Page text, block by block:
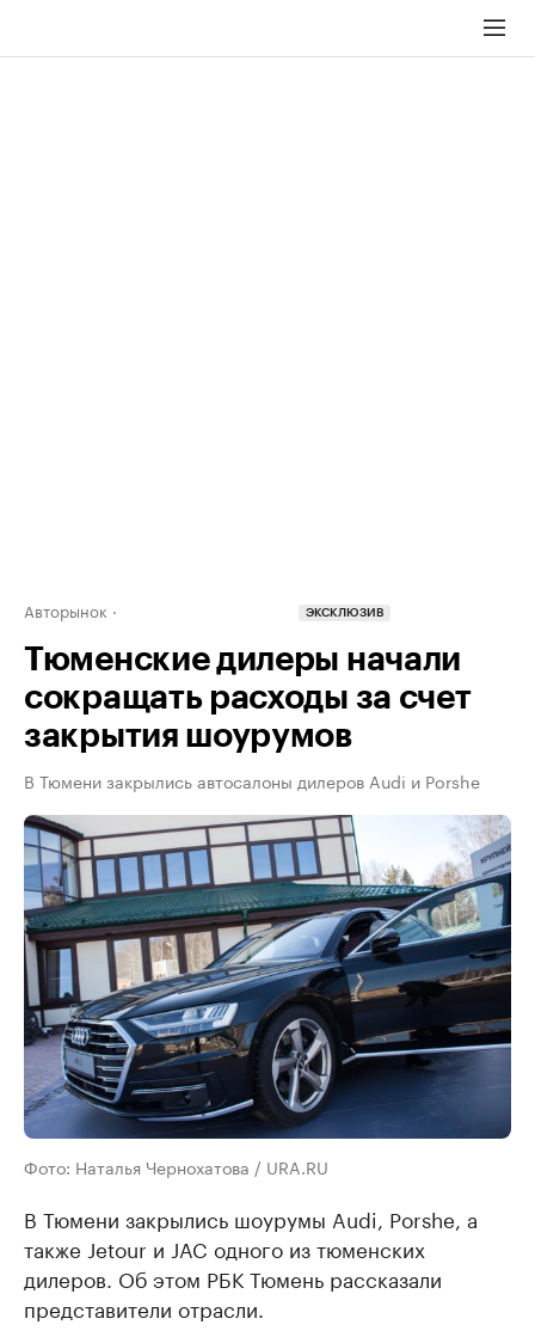
Авторынок ЭКСКЛЮЗИВ
Тюменские дилеры начали
сокращать расходы за счет
закрытия шоурумов
В Тюмени закрылись автосалоны дилеров Audi и Porshe
Фото: Наталья Чернохатова / URA.RU
В Тюмени закрылись шоурумы Audi, Porshe, а
также Jetour и JAC одного из тюменских
дилеров. Об этом РБК Тюмень рассказали
представители отрасли.